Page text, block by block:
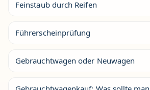
Feinstaub durch Reifen
Führerscheinprüfung
Gebrauchtwagen oder Neuwagen